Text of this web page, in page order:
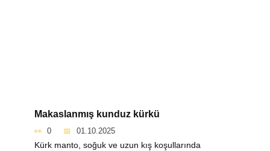
Makaslanmış kunduz kürkü
0 01.10.2025
Kürk manto, soğuk ve uzun kış koşullarında